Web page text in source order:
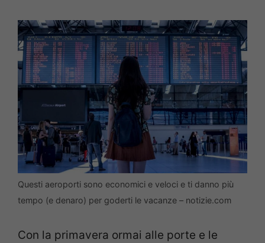
Questi aeroporti sono economici e veloci e ti danno più
tempo (e denaro) per goderti le vacanze – notizie.com
Con la primavera ormai alle porte e le